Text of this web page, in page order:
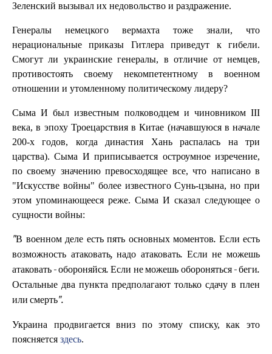
Зеленский вызывал их недовольство и раздражение.
Генералы немецкого вермахта тоже знали, что
нерациональные приказы Гитлера приведут к гибели.
Смогут ли украинские генералы, в отличие от немцев,
противостоять своему некомпетентному в военном
отношении и утомленному политическому лидеру?
Сыма И был известным полководцем и чиновником III
века, в эпоху Троецарствия в Китае (начавшуюся в начале
200-х годов, когда династия Хань распалась на три
царства). Сыма И приписывается остроумное изречение,
по своему значению превосходящее все, что написано в
"Искусстве войны" более известного Сунь-цзына, но при
этом упоминающееся реже. Сыма И сказал следующее о
сущности войны:
"В военном деле есть пять основных моментов. Если есть
возможность атаковать, надо атаковать. Если не можешь
атаковать - обороняйся. Если не можешь обороняться - беги.
Остальные два пункта предполагают только сдачу в плен
или смерть".
Украина продвигается вниз по этому списку, как это
поясняется здесь.